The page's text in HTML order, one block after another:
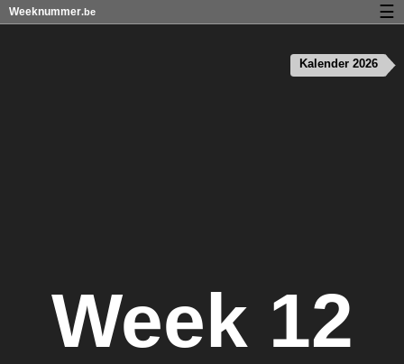
Week 12
Kalender 2026
Weeknummer.be ☰